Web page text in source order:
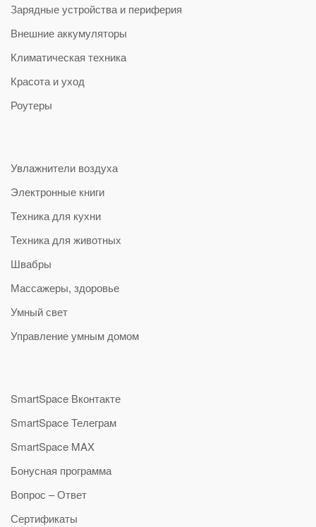
Зарядные устройства и периферия
Внешние аккумуляторы
Климатическая техника
Красота и уход
Роутеры
Увлажнители воздуха
Электронные книги
Техника для кухни
Техника для животных
Швабры
Массажеры, здоровье
Умный свет
Управление умным домом
SmartSpace Вконтакте
SmartSpace Телеграм
SmartSpace MAX
Бонусная программа
Вопрос – Ответ
Сертификаты